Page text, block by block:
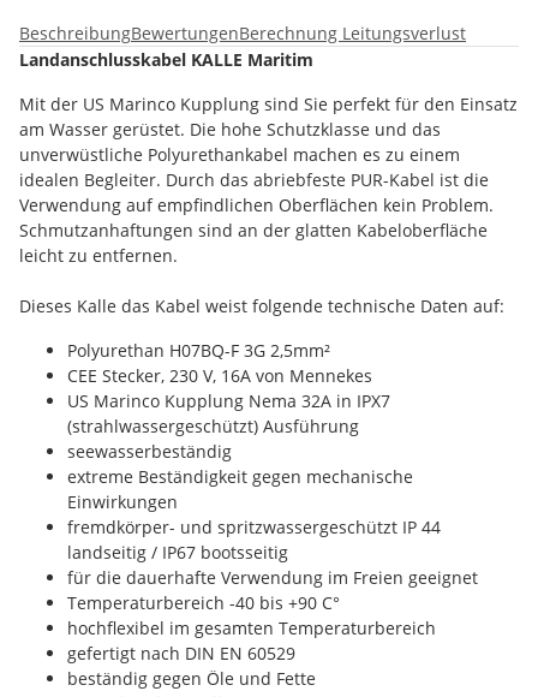
BeschreibungBewertungenBerechnung Leitungsverlust
Landanschlusskabel KALLE Maritim
Mit der US Marinco Kupplung sind Sie perfekt für den Einsatz
am Wasser gerüstet. Die hohe Schutzklasse und das
unverwüstliche Polyurethankabel machen es zu einem
idealen Begleiter. Durch das abriebfeste PUR-Kabel ist die
Verwendung auf empfindlichen Oberflächen kein Problem.
Schmutzanhaftungen sind an der glatten Kabeloberfläche
leicht zu entfernen.
Dieses Kalle das Kabel weist folgende technische Daten auf:
Polyurethan H07BQ-F 3G 2,5mm²
CEE Stecker, 230 V, 16A von Mennekes
US Marinco Kupplung Nema 32A in IPX7
(strahlwassergeschützt) Ausführung
seewasserbeständig
extreme Beständigkeit gegen mechanische
Einwirkungen
fremdkörper- und spritzwassergeschützt IP 44
landseitig / IP67 bootsseitig
für die dauerhafte Verwendung im Freien geeignet
Temperaturbereich -40 bis +90 C°
hochflexibel im gesamten Temperaturbereich
gefertigt nach DIN EN 60529
beständig gegen Öle und Fette